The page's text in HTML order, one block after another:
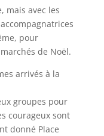
mais avec les
pour
de Noël.
arrivés à la
groupes pour
courageux sont
donné Place